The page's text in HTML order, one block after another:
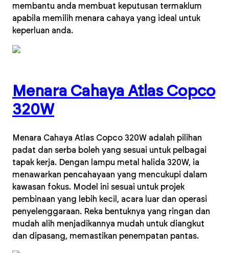
membantu anda membuat keputusan termaklum
apabila memilih menara cahaya yang ideal untuk
keperluan anda.
Menara Cahaya Atlas Copco
320W
Menara Cahaya Atlas Copco 320W adalah pilihan
padat dan serba boleh yang sesuai untuk pelbagai
tapak kerja. Dengan lampu metal halida 320W, ia
menawarkan pencahayaan yang mencukupi dalam
kawasan fokus. Model ini sesuai untuk projek
pembinaan yang lebih kecil, acara luar dan operasi
penyelenggaraan. Reka bentuknya yang ringan dan
mudah alih menjadikannya mudah untuk diangkut
dan dipasang, memastikan penempatan pantas.